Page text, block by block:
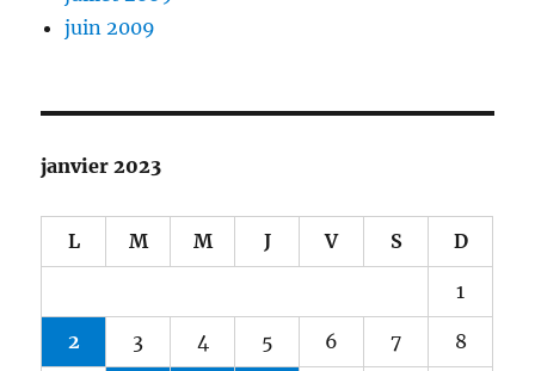
juin 2009
janvier 2023
L M M J V S D
1
2 3 4 5 6 7 8